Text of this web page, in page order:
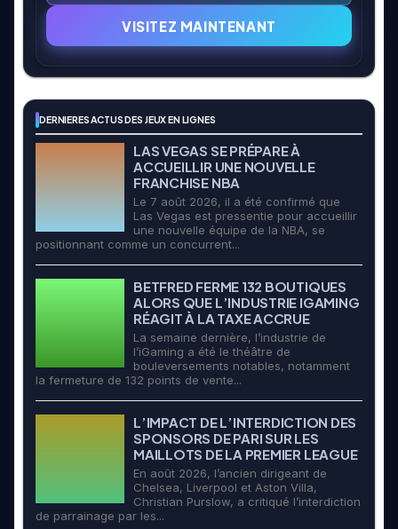
VISITEZ MAINTENANT
DERNIERES ACTUS DES JEUX EN LIGNES
LAS VEGAS SE PRÉPARE À
ACCUEILLIR UNE NOUVELLE
FRANCHISE NBA
Le 7 août 2026, il a été confirmé que
Las Vegas est pressentie pour accueillir
une nouvelle équipe de la NBA, se
positionnant comme un concurrent...
BETFRED FERME 132 BOUTIQUES
ALORS QUE L’INDUSTRIE IGAMING
RÉAGIT À LA TAXE ACCRUE
La semaine dernière, l’industrie de
l’iGaming a été le théâtre de
bouleversements notables, notamment
la fermeture de 132 points de vente...
L’IMPACT DE L’INTERDICTION DES
SPONSORS DE PARI SUR LES
MAILLOTS DE LA PREMIER LEAGUE
En août 2026, l’ancien dirigeant de
Chelsea, Liverpool et Aston Villa,
Christian Purslow, a critiqué l’interdiction
de parrainage par les...